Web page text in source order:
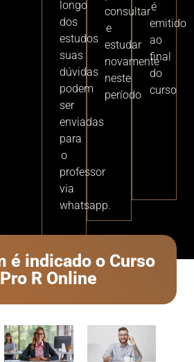
longo
dos
estudos
suas
dúvidas
podem
ser
enviadas
para
o
professor
via
whatsapp.
consultar
e
estudar
novamente
neste
período
é
emitido
ao
final
do
curso
é indicado o Curso
R Online